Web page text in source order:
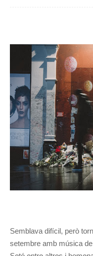
Semblava difícil, però
setembre amb música